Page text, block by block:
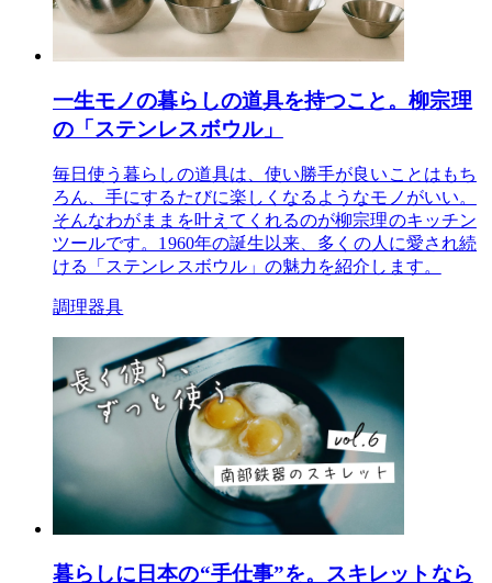
一生モノの暮らしの道具を持つこと。柳宗理
の「ステンレスボウル」
毎日使う暮らしの道具は、使い勝手が良いことはもち
ろん、手にするたびに楽しくなるようなモノがいい。
そんなわがままを叶えてくれるのが柳宗理のキッチン
ツールです。1960年の誕生以来、多くの人に愛され続
ける「ステンレスボウル」の魅力を紹介します。
調理器具
暮らしに日本の“手仕事”を。スキレットなら